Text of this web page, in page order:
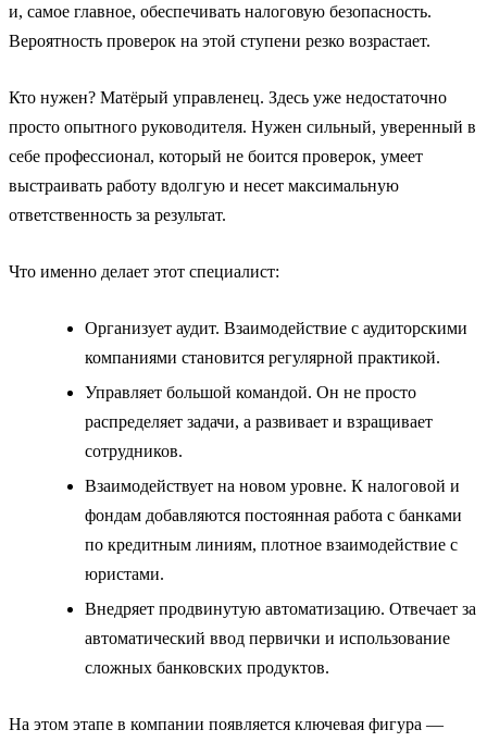
и, самое главное, обеспечивать налоговую безопасность.
Вероятность проверок на этой ступени резко возрастает.
Кто нужен? Матёрый управленец. Здесь уже недостаточно
просто опытного руководителя. Нужен сильный, уверенный в
себе профессионал, который не боится проверок, умеет
выстраивать работу вдолгую и несет максимальную
ответственность за результат.
Что именно делает этот специалист:
Организует аудит. Взаимодействие с аудиторскими
компаниями становится регулярной практикой.
Управляет большой командой. Он не просто
распределяет задачи, а развивает и взращивает
сотрудников.
Взаимодействует на новом уровне. К налоговой и
фондам добавляются постоянная работа с банками
по кредитным линиям, плотное взаимодействие с
юристами.
Внедряет продвинутую автоматизацию. Отвечает за
автоматический ввод первички и использование
сложных банковских продуктов.
На этом этапе в компании появляется ключевая фигура —